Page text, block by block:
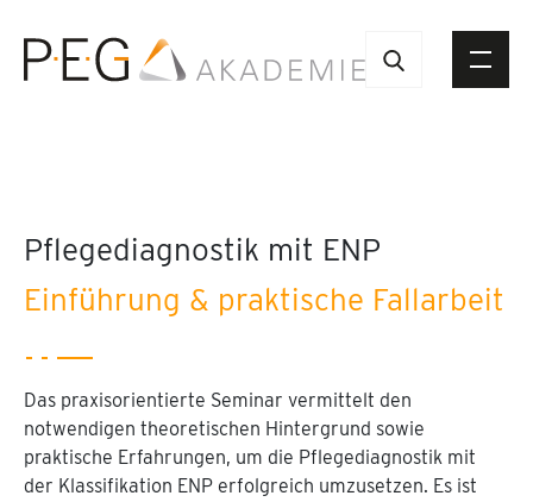
Pflegediagnostik mit ENP
Einführung & praktische Fallarbeit
Das praxisorientierte Seminar vermittelt den
notwendigen theoretischen Hintergrund sowie
praktische Erfahrungen, um die Pflegediagnostik mit
der Klassifikation ENP erfolgreich umzusetzen. Es ist